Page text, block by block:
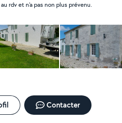
de tuiles réparation ou
RÉNOVATION:
ESPACES
parc et jardin
camion nacelle jusqu'à 20m
Déplacements et
Rapide
rdv et n'a pas non plus prévenu.
Contacter